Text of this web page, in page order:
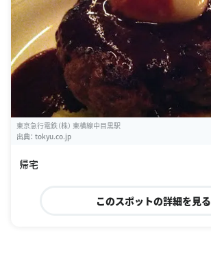
東京急行電鉄（株） 東横線中目黒駅
出典： tokyu.co.jp
帰宅
このスポットの詳細を見る